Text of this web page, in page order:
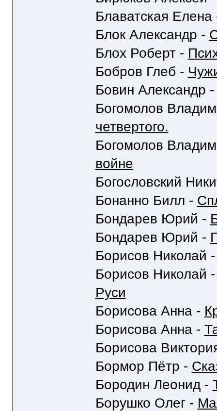
Блаватская
Блок Александр -
Блох Роберт -
Бобров Глеб -
Бовин Александр
Богомолов
четвертого.
Богомолов
войне
Богословский
Бонанно Билл -
Бондарев Юрий -
Бондарев Юрий -
Борисов Николай
Борисов Николай
Руси
Борисова Анна -
Борисова Анна -
Борисова
Бормор Пётр -
Бородин Леонид -
Борушко Олег -